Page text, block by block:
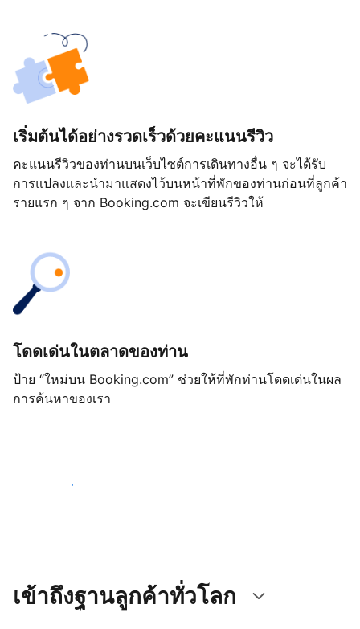
เริ่มต้นได้อย่างรวดเร็วด้วยคะแนนรีวิว
คะแนนรีวิวของท่านบนเว็บไซต์การเดินทางอื่น ๆ จะได้รับ
การแปลงและนำมาแสดงไว้บนหน้าที่พักของท่านก่อนที่ลูกค้า
รายแรก ๆ จาก Booking.com จะเขียนรีวิวให้
โดดเด่นในตลาดของท่าน
ป้าย “ใหม่บน Booking.com” ช่วยให้ที่พักท่านโดดเด่นในผล
การค้นหาของเรา
เริ่มต้นตั้งแต่วันนี้
เข้าถึงฐานลูกค้าทั่วโลก